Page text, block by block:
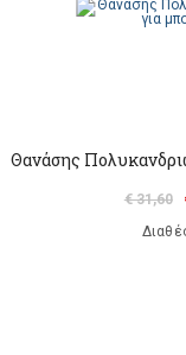
Θανάσης
€ 31,60